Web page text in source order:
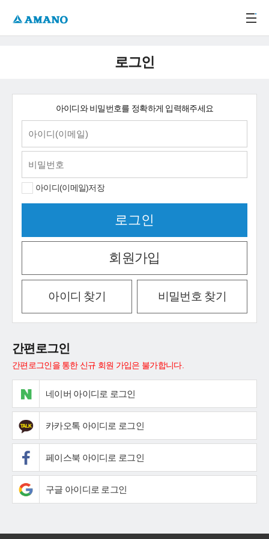
로그인
아이디와 비밀번호를 정확하게 입력해주세요
아이디(이메일)저장
회원가입
아이디 찾기 비밀번호 찾기
간편로그인
간편로그인을 통한 신규 회원 가입은 불가합니다.
네이버 아이디로 로그인
카카오톡 아이디로 로그인
페이스북 아이디로 로그인
구글 아이디로 로그인